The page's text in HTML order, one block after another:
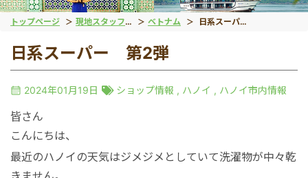
トップページ 現地スタッフブログ ベトナム 日系スーパー 第2弾
日系スーパー 第2弾
2024年01月19日 ショップ情報 , ハノイ , ハノイ市内情報
皆さん
こんにちは、
最近のハノイの天気はジメジメとしていて洗濯物が中々乾
ドネシア
ナム
ーシア